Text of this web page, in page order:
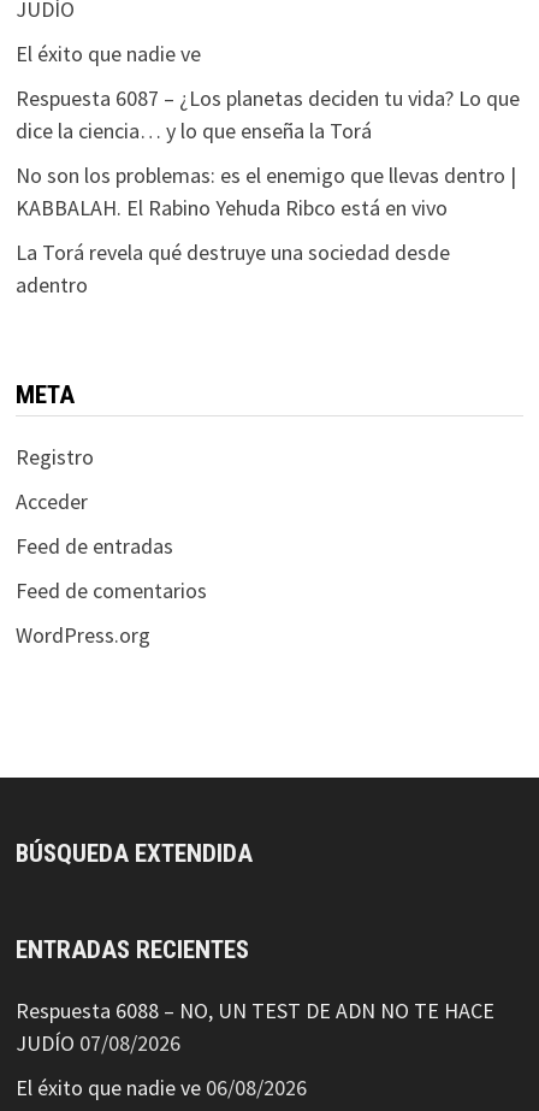
JUDÍO
El éxito que nadie ve
Respuesta 6087 – ¿Los planetas deciden tu vida? Lo que
dice la ciencia… y lo que enseña la Torá
No son los problemas: es el enemigo que llevas dentro |
KABBALAH. El Rabino Yehuda Ribco está en vivo
La Torá revela qué destruye una sociedad desde
adentro
META
Registro
Acceder
Feed de entradas
Feed de comentarios
WordPress.org
BÚSQUEDA EXTENDIDA
ENTRADAS RECIENTES
Respuesta 6088 – NO, UN TEST DE ADN NO TE HACE
JUDÍO 07/08/2026
El éxito que nadie ve 06/08/2026